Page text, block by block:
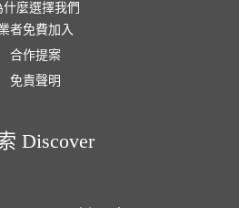
什麼選擇我們
者免費加入
合作提案
免責聲明
Discover